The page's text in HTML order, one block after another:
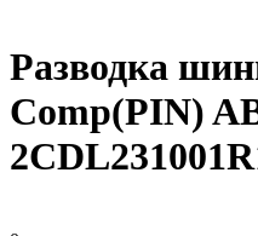
Разводка
Comp(PIN)